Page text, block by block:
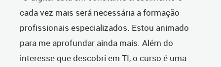
cada vez mais será necessária a formação
profissionais especializados. Estou animado
para me aprofundar ainda mais. Além do
interesse que descobri em TI, o curso é uma